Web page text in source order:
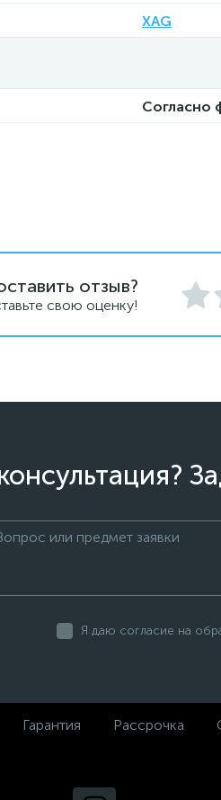
XAG
Согласно
отзыв?
свою оценку!
Я даю согласие на
Гарантия Рассрочка